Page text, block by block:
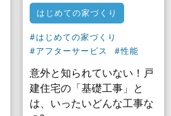
はじめての家づくり
#はじめての家づくり
#アフターサービス
#性能
意外と知られていない！戸
建住宅の「基礎工事」と
は、いったいどんな工事な